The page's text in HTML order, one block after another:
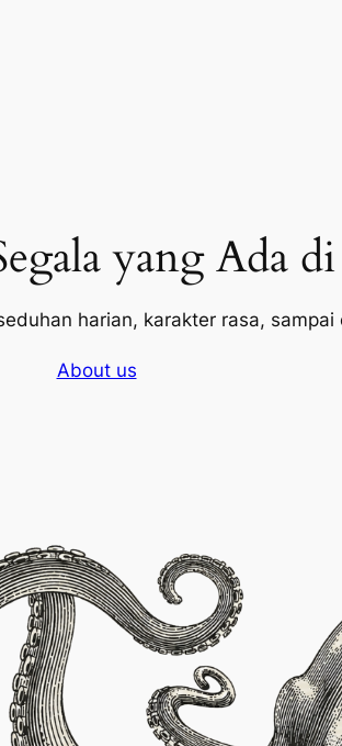
yang Ada
harian, karakter rasa,
About us